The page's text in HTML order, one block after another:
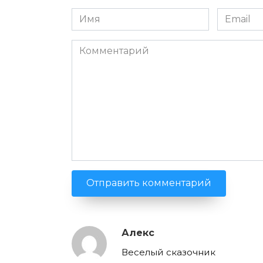
Имя
*
Email
*
Комментарий
Алекс
Веселый сказочник